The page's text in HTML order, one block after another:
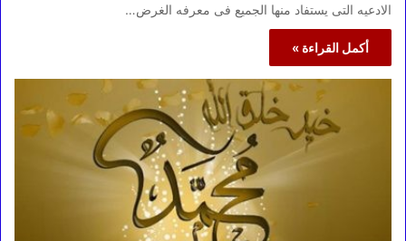
الادعيه التى يستفاد منها الجميع فى معرفه الغرض…
أكمل القراءة »